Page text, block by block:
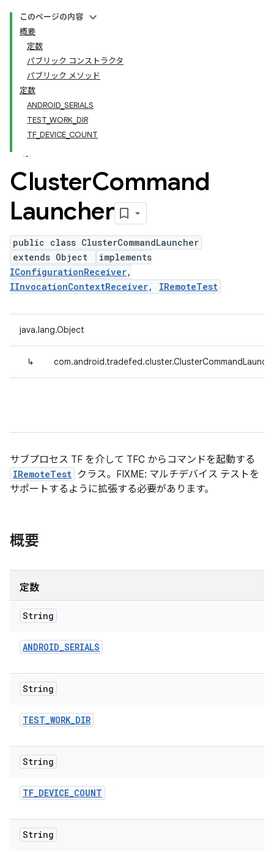
このページの内容
概要
定数
パブリック コンストラクタ
パブリック メソッド
定数
ANDROID_SERIALS
TEST_WORK_DIR
TF_DEVICE_COUNT
ClusterCommand
Launcher
public class ClusterCommandLauncher
extends Object
implements
IConfigurationReceiver,
IInvocationContextReceiver, IRemoteTest
java.lang.Object
↳
サブプロセス TF を介して TFC からコマンドを起動する
IRemoteTest クラス。FIXME: マルチデバイス テストを
サポートするように拡張する必要があります。
概要
定数
String
ANDROID_SERIALS
String
TEST_WORK_DIR
String
TF_DEVICE_COUNT
String